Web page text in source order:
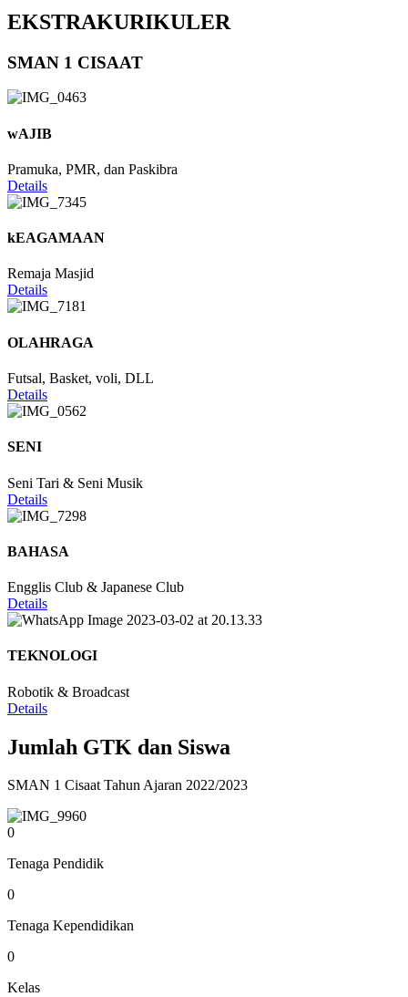
EKSTRAKURIKULER
SMAN 1 CISAAT
wAJIB
Pramuka, PMR, dan Paskibra
Details
kEAGAMAAN
Remaja Masjid
Details
OLAHRAGA
Futsal, Basket, voli, DLL
Details
SENI
Seni Tari & Seni Musik
Details
BAHASA
Engglis Club & Japanese Club
Details
TEKNOLOGI
Robotik & Broadcast
Details
Jumlah GTK dan Siswa
SMAN 1 Cisaat Tahun Ajaran 2022/2023
0
Tenaga Pendidik
0
Tenaga Kependidikan
0
Kelas